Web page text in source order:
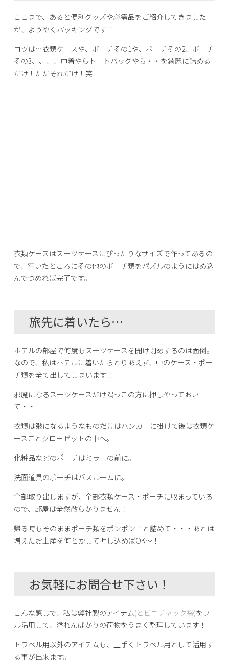
ここまで、あると便利グッズや必需品をご紹介してきました
が、ようやくパッキングです！
コツは…衣類ケースや、ポーチその1や、ポーチその2、ポーチ
その3、、、、巾着やらトートバッグやら・・を綺麗に詰める
だけ！ただそれだけ！笑
衣類ケースはスーツケースにぴったりなサイズで作ってあるの
で、空いたところにその他のポーチ類をパズルのようにはめ込
んでつめれば完了です。
旅先に着いたら…
ホテルの部屋で何度もスーツケースを開け閉めするのは面倒。
なので、私はホテルに着いたらとりあえず、中のケース・ポー
チ類を全て出してしまいます！
邪魔になるスーツケースだけ隅っこの方に押しやっておい
て・・
衣類は皺になるようなものだけはハンガーに掛けて後は衣類ケ
ースごとクローゼットの中へ。
化粧品などのポーチはミラーの前に。
洗面道具のポーチはバスルームに。
全部取り出しますが、全部衣類ケース・ポーチに収まっている
ので、部屋は全然散らかりません！
帰る時もそのままポーチ類をポンポン！と詰めて・・・あとは
増えたお土産を何とかして押し込めばOK～！
お気軽にお問合せ下さい！
こんな感じで、私は弊社製のアイテム(とビニチャック袋)をフ
ル活用して、溢れんばかりの荷物をうまく整理しています！
トラベル用以外のアイテムも、上手くトラベル用として活用す
る事が出来ます。